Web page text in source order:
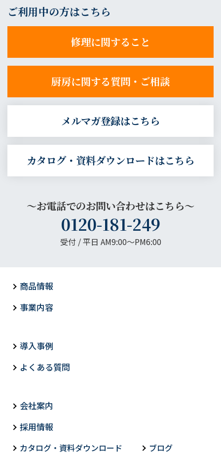
ご利用中の方はこちら
修理に関すること
厨房に関する質問・ご相談
メルマガ登録はこちら
カタログ・資料ダウンロードはこちら
～お電話でのお問い合わせはこちら～
0120-181-249
受付 / 平日 AM9:00〜PM6:00
商品情報
事業内容
導入事例
よくある質問
会社案内
採用情報
カタログ・資料ダウンロード ブログ